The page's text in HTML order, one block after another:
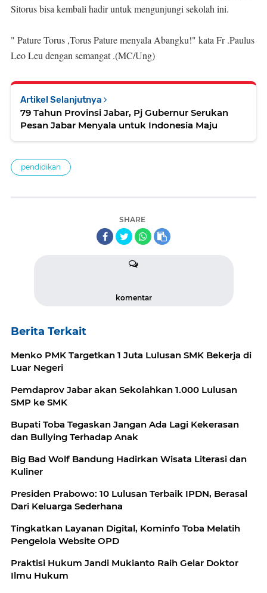
Sitorus bisa kembali hadir untuk mengunjungi sekolah ini.
" Pature Torus ,Torus Pature menyala Abangku!" kata Fr .Paulus
Leo Leu dengan semangat .(MC/Ung)
Artikel Selanjutnya
79 Tahun Provinsi Jabar, Pj Gubernur Serukan
Pesan Jabar Menyala untuk Indonesia Maju
pendidikan
SHARE
komentar
Berita Terkait
Menko PMK Targetkan 1 Juta Lulusan SMK Bekerja di
Luar Negeri
Pemdaprov Jabar akan Sekolahkan 1.000 Lulusan
SMP ke SMK
Bupati Toba Tegaskan Jangan Ada Lagi Kekerasan
dan Bullying Terhadap Anak
Big Bad Wolf Bandung Hadirkan Wisata Literasi dan
Kuliner
Presiden Prabowo: 10 Lulusan Terbaik IPDN, Berasal
Dari Keluarga Sederhana
Tingkatkan Layanan Digital, Kominfo Toba Melatih
Pengelola Website OPD
Praktisi Hukum Jandi Mukianto Raih Gelar Doktor
Ilmu Hukum